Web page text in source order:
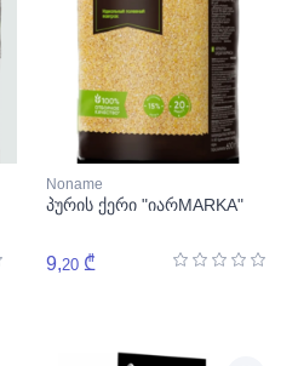
Noname
პურის ქერი "იარMARKA"
9,20 ₾